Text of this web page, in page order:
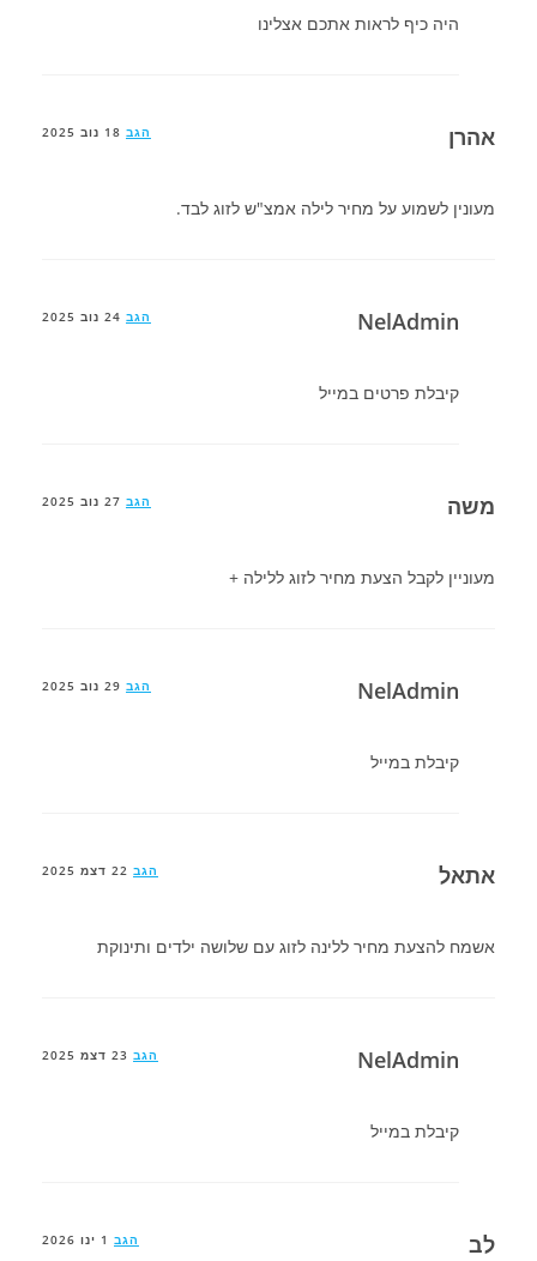
היה כיף לראות אתכם אצלינו
אהרן הגב 18 נוב 2025
מעונין לשמוע על מחיר לילה אמצ"ש לזוג לבד.
NelAdmin הגב 24 נוב 2025
קיבלת פרטים במייל
משה הגב 27 נוב 2025
מעוניין לקבל הצעת מחיר לזוג ללילה +
NelAdmin הגב 29 נוב 2025
קיבלת במייל
אתאל הגב 22 דצמ 2025
אשמח להצעת מחיר ללינה לזוג עם שלושה ילדים ותינוקת
NelAdmin הגב 23 דצמ 2025
קיבלת במייל
לב הגב 1 ינו 2026